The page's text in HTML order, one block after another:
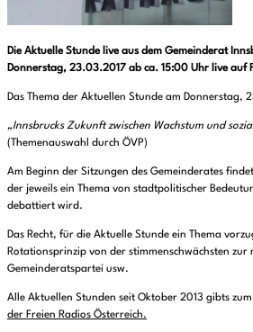
Die Aktuelle Stunde live aus dem Gemeinderat
Donnerstag, 23.03.2017 ab ca. 15:00 Uhr live auf
Das Thema der Aktuellen Stunde am Donnerstag,
„Innsbrucks Zukunft zwischen Wachstum und
(Themenauswahl durch ÖVP)
Am Beginn der Sitzungen des Gemeinderates
der jeweils ein Thema von stadtpolitischer
debattiert wird.
Das Recht, für die Aktuelle Stunde ein Thema
Rotationsprinzip von der stimmenschwächsten zur
Gemeinderatspartei usw.
Alle Aktuellen Stunden seit Oktober 2013 gibts
der Freien Radios Österreich.